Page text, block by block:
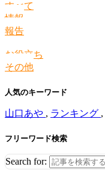
すべて
情報
報告
お役立ち
その他
人気のキーワード
山口あや , ランキング ,
フリーワード検索
Search for: